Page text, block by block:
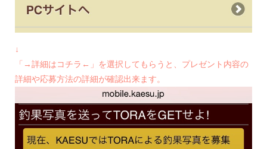
↓
「→詳細はコチラ←」を選択してもらうと、プレゼント内容の
詳細や応募方法の詳細が確認出来ます。